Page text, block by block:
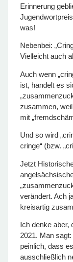
Erinnerung
was!
Nebenbei:
Vielleicht auch
Auch wenn
ist, handelt es
zusammen,
mit
Und so wird
cringe“ (bzw.
Jetzt
verändert. Ach
kreisartig
Ich denke aber,
2021. Man
peinlich, dass
ausschließlich